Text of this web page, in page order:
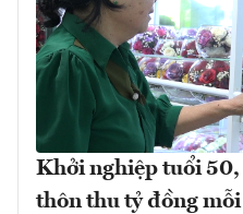
Khởi nghiệp tuổi
thôn thu tỷ đồng